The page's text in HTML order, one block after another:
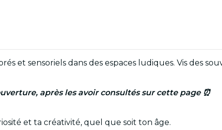
et sensoriels dans des espaces ludiques. Vis des
après les avoir consultés sur cette page ⏰
et ta créativité, quel que soit ton âge.